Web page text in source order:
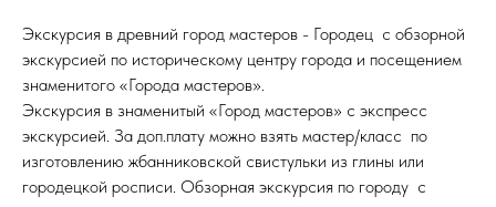
Экскурсия в древний город мастеров - Городец с обзорной
экскурсией по историческому центру города и посещением
знаменитого «Города мастеров».
Экскурсия в знаменитый «Город мастеров» с экспресс
экскурсией. За доп.плату можно взять мастер/класс по
изготовлению жбанниковской свистульки из глины или
городецкой росписи. Обзорная экскурсия по городу с